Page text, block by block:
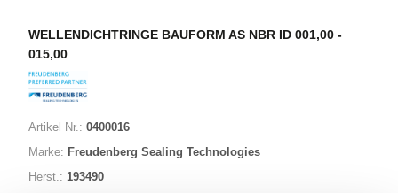
WELLENDICHTRINGE BAUFORM AS NBR ID 001,00 -
015,00
Artikel Nr.: 0400016
Marke: Freudenberg Sealing Technologies
Herst.: 193490